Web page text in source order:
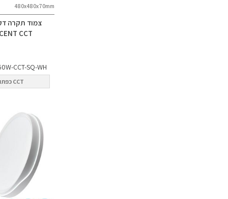
480x480x70mm
צמוד תקרה
CCT
CCT-SQ-WH
CCT כפתור